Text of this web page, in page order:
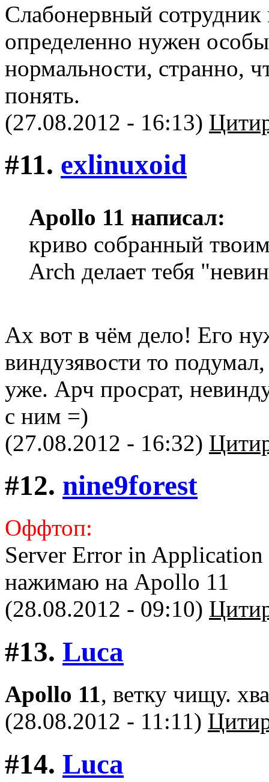
Слабонервный
определенно нужен
нормальности, странно,
понять.
(27.08.2012 - 16:13)
#11. exlinuxoid
Apollo 11 написал:
криво собранный
Arch делает тебя
Ах вот в чём дело! Его
виндузявости то
уже. Арч просрат,
с ним =)
(27.08.2012 - 16:32)
#12. nine9forest
Оффтоп:
Server Error in
нажимаю на Apollo 11
(28.08.2012 - 09:10)
#13. Luca
Apollo 11, ветку чищу.
(28.08.2012 - 11:11)
#14. Luca